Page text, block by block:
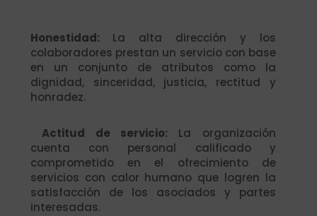
Honestidad: La alta dirección y los
colaboradores prestan un servicio con base
en un conjunto de atributos como la
dignidad, sinceridad, justicia, rectitud y
honradez.
Actitud de servicio: La organización
cuenta con personal calificado y
comprometido en el ofrecimiento de
servicios con calor humano que logren la
satisfacción de los asociados y partes
interesadas.